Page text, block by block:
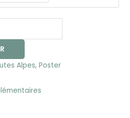
Alpes,Poster